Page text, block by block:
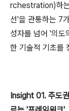
rchestration)하는
선'을 관통하는 7
성자를 넘어 '의
한 기술적 기초를
Insight 01. 주도